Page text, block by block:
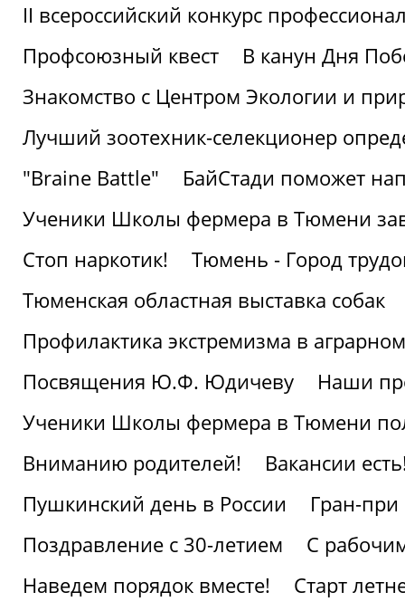
II всероссийский конкурс
Профсоюзный квест
В канун Дня
Знакомство с Центром Экологии и
Лучший зоотехник-селекционер
"Braine Battle"
БайСтади поможет
Ученики Школы фермера в Тюмени
Стоп наркотик!
Тюмень - Город
Тюменская областная выставка собак
Профилактика экстремизма в аграрном
Посвящения Ю.Ф. Юдичеву
Наши
Ученики Школы фермера в Тюмени
Вниманию родителей!
Вакансии
Пушкинский день в России
Гран-
Поздравление с 30-летием
С
Наведем порядок вместе!
Старт